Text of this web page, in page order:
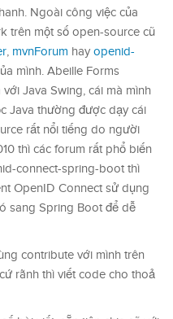
Ngoài công việc của
trên một số open-source cũ
, mvnForum hay openid-
mình. Abeille Forms
Java Swing, cái mà mình
Java thường được dạy cái
rất nổi tiếng do người
thì các forum rất phổ biến
connect-spring-boot thì
OpenID Connect sử dụng
sang Spring Boot để dễ
contribute với mình trên
rãnh thì viết code cho thoả